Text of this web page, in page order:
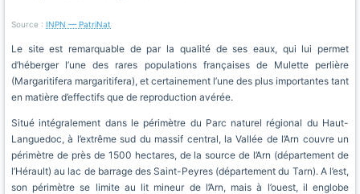
Source : INPN — PatriNat
Le site est remarquable de par la qualité de ses eaux, qui lui permet
d’héberger l’une des rares populations françaises de Mulette perlière
(Margaritifera margaritifera), et certainement l’une des plus importantes tant
en matière d’effectifs que de reproduction avérée.
Situé intégralement dans le périmètre du Parc naturel régional du Haut-
Languedoc, à l’extrême sud du massif central, la Vallée de l’Arn couvre un
périmètre de près de 1500 hectares, de la source de l’Arn (département de
l’Hérault) au lac de barrage des Saint-Peyres (département du Tarn). A l’est,
son périmètre se limite au lit mineur de l’Arn, mais à l’ouest, il englobe